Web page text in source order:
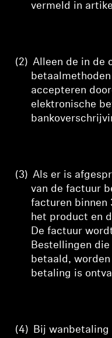
vermeld in
(2) Alleen de in de
accepteren
elektronische
(3) Als er is
van de factuur
facturen binnen
het product en
De factuur
Bestellingen
betaald,
betaling is
(4) Bij wanbetaling